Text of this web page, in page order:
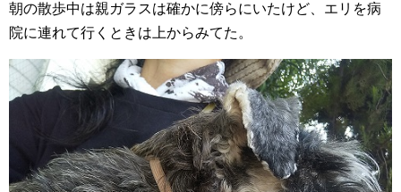
朝の散歩中は親ガラスは確かに傍らにいたけど、エリを病
院に連れて行くときは上からみてた。